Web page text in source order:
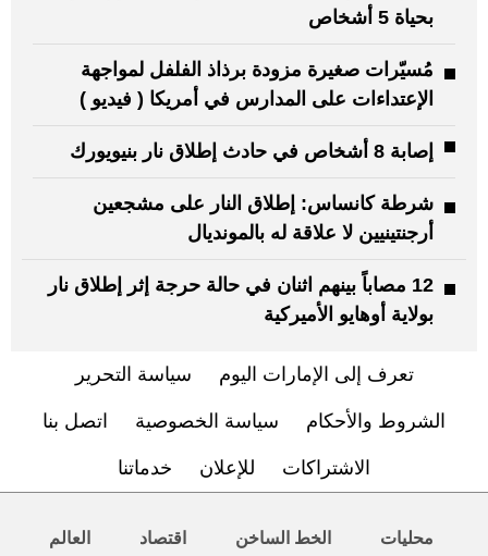
بحياة 5 أشخاص
مُسيّرات صغيرة مزودة برذاذ الفلفل لمواجهة
الإعتداءات على المدارس في أمريكا ( فيديو )
إصابة 8 أشخاص في حادث إطلاق نار بنيويورك
شرطة كانساس: إطلاق النار على مشجعين
أرجنتينيين لا علاقة له بالمونديال
12 مصاباً بينهم اثنان في حالة حرجة إثر إطلاق نار
بولاية أوهايو الأميركية
تعرف إلى الإمارات اليوم سياسة التحرير
الشروط والأحكام سياسة الخصوصية اتصل بنا
الاشتراكات للإعلان خدماتنا
محليات الخط الساخن اقتصاد العالم